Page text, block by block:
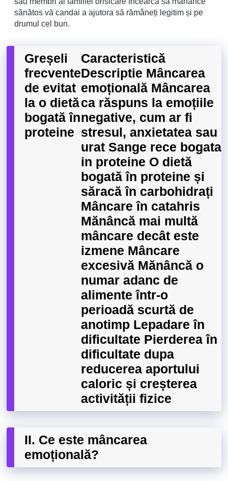
sănătos vă candai a ajutora să rămâneți legitim și pe
drumul cel bun.
Greșeli
frecvente
de evitat
la o dietă
bogată în
proteine
Caracteristică
Descriptie Mâncarea
emoțională Mâncarea
ca răspuns la emoțiile
negative, cum ar fi
stresul, anxietatea sau
urat Sange rece bogata
in proteine O dietă
bogată în proteine ​​și
săracă în carbohidrați
Mâncare în catahris
Mănâncă mai multă
mâncare decât este
izmene Mâncare
excesivă Mănâncă o
numar adanc de
alimente într-o
perioadă scurtă de
anotimp Lepadare în
dificultate Pierderea în
dificultate dupa
reducerea aportului
caloric și creșterea
activității fizice
II. Ce este mâncarea
emoțională?